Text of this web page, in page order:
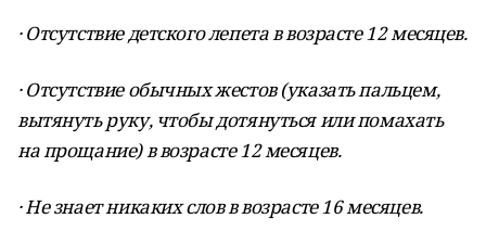
· Отсутствие детского лепета в возрасте 12 месяцев.
· Отсутствие обычных жестов (указать пальцем,
вытянуть руку, чтобы дотянуться или помахать
на прощание) в возрасте 12 месяцев.
· Не знает никаких слов в возрасте 16 месяцев.